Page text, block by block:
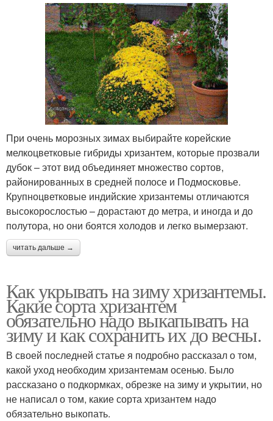
При очень морозных зимах выбирайте корейские
мелкоцветковые гибриды хризантем, которые прозвали
дубок – этот вид объединяет множество сортов,
районированных в средней полосе и Подмосковье.
Крупноцветковые индийские хризантемы отличаются
высокорослостью – дорастают до метра, и иногда и до
полутора, но они боятся холодов и легко вымерзают.
читать дальше →
Как укрывать на зиму хризантемы.
Какие сорта хризантем
обязательно надо выкапывать на
зиму и как сохранить их до весны.
В своей последней статье я подробно рассказал о том,
какой уход необходим хризантемам осенью. Было
рассказано о подкормках, обрезке на зиму и укрытии, но
не написал о том, какие сорта хризантем надо
обязательно выкопать.